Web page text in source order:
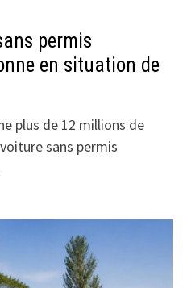
permis
en situation de
plus de 12 millions de
sans permis